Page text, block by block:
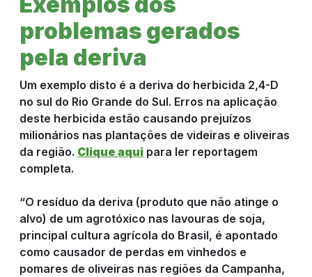
problemas gerados
pela deriva
Um exemplo disto é a deriva do herbicida 2,4-D
no sul do Rio Grande do Sul. Erros na aplicação
deste herbicida estão causando prejuízos
milionários nas plantações de videiras e oliveiras
da região. Clique aqui para ler reportagem
completa.
“O resíduo da deriva (produto que não atinge o
alvo) de um agrotóxico nas lavouras de soja,
principal cultura agrícola do Brasil, é apontado
como causador de perdas em vinhedos e
pomares de oliveiras nas regiões da Campanha,